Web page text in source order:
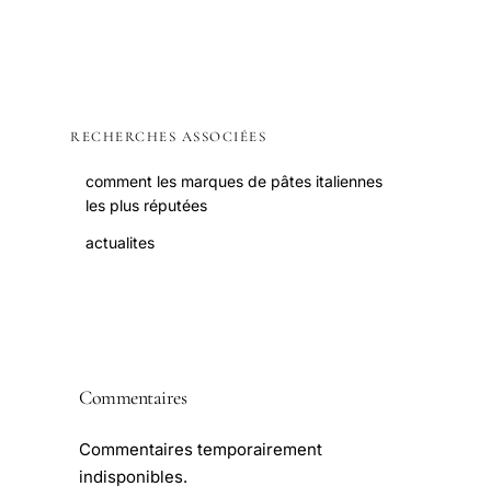
RECHERCHES ASSOCIÉES
comment les marques de pâtes italiennes
les plus réputées
actualites
Commentaires
Commentaires temporairement
indisponibles.